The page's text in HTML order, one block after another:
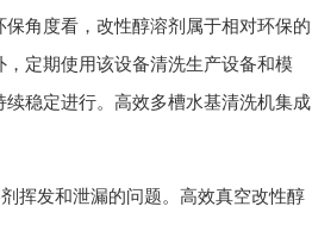
角度看，改性醇溶剂属于相对环保的
定期使用该设备清洗生产设备和模
稳定进行。高效多槽水基清洗机集成
挥发和泄漏的问题。高效真空改性醇